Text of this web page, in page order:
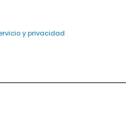
y privacidad